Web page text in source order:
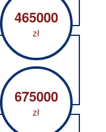
465000
zł
675000
zł